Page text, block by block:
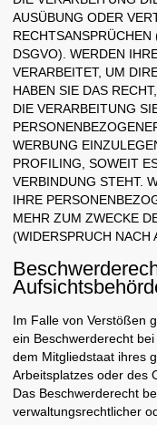
AUSÜBUNG ODER
RECHTSANSPRÜCHEN
DSGVO). WERDEN
VERARBEITET, UM
HABEN SIE DAS
DIE VERARBEITUNG
WERBUNG
PROFILING, SOWEIT
VERBINDUNG STEHT.
IHRE
MEHR ZUM ZWECKE
(WIDERSPRUCH NACH
Im Falle von Verstößen
ein Beschwerderecht
dem Mitgliedstaat ihres
Arbeitsplatzes oder des
Das Beschwerderecht
verwaltungsrechtlicher